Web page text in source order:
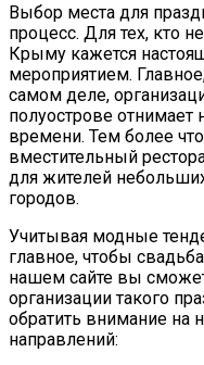
Выбор места для
процесс. Для тех, кто
Крыму кажется
мероприятием.
самом деле,
полуострове отнимает
времени. Тем более
вместительный
для жителей
городов.
Учитывая модные
главное, чтобы
нашем сайте вы
организации такого
обратить внимание на
направлений: